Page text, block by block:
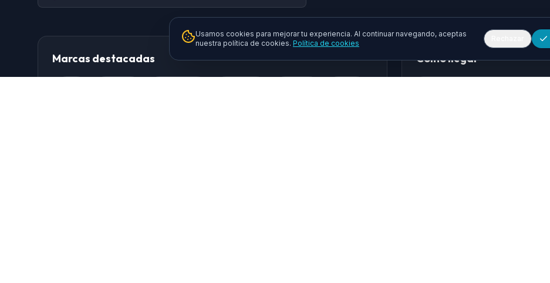
Marcas destacadas Cómo llegar
Usamos cookies para mejorar tu experiencia. Al continuar navegando, aceptas
nuestra política de cookies. Política de cookies